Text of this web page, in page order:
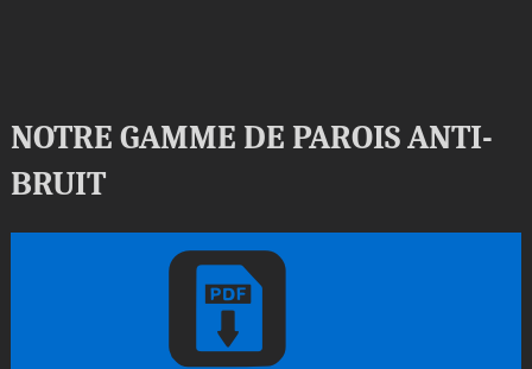
NOTRE GAMME DE PAROIS ANTI-
BRUIT
e